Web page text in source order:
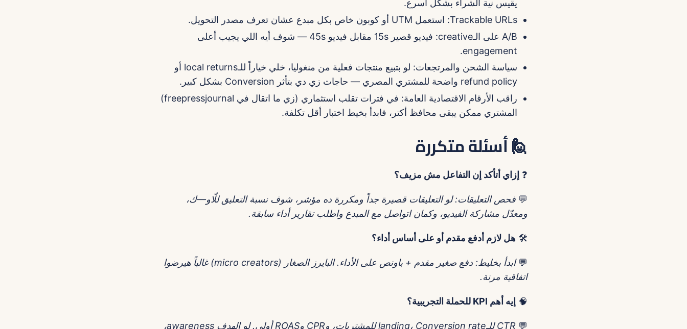
يقيس نية الشراء بشكل أسرع.
Trackable URLs: استعمل UTM أو كوبون خاص بكل مبدع عشان تعرف مصدر التحويل.
A/B على الـcreative: فيديو قصير 15s مقابل فيديو 45s — شوف أيه اللي يجيب أعلى
engagement.
سياسة الشحن والمرتجعات: لو بتبيع منتجات فعلية من منغوليا، خلي خياراً للـlocal returns أو
refund policy واضحة للمشتري المصري — حاجات زي دي بتأثر Conversion بشكل كبير.
راقب الأرقام الاقتصادية العامة: في فترات تقلب استثماري (زي ما اتقال في freepressjournal)
المشتري ممكن يبقى محافظ أكتر، فابدأ بخيط اختبار أقل تكلفة.
🙋 أسئلة متكررة
❓ إزاي أتأكد إن التفاعل مش مزيف؟
💬 فحص التعليقات: لو التعليقات قصيرة جداً ومكررة ده مؤشر، شوف نسبة التعليق للّاو—ك،
ومعدّل مشاركة الفيديو، وكمان اتواصل مع المبدع واطلب تقارير أداء سابقة.
🛠️ هل لازم أدفع مقدم أو على أساس أداء؟
💬
ابدأ بخليط: دفع صغير مقدم + باونص على الأداء. البايرز الصغار (micro creators) غالباً هيرضوا
اتفاقية مرنة.
🧠 إيه أهم KPI للحملة التجريبية؟
💬 CTR للـlanding، Conversion rate للمشتريات، وCPR وROAS أولي. لو الهدف awareness،